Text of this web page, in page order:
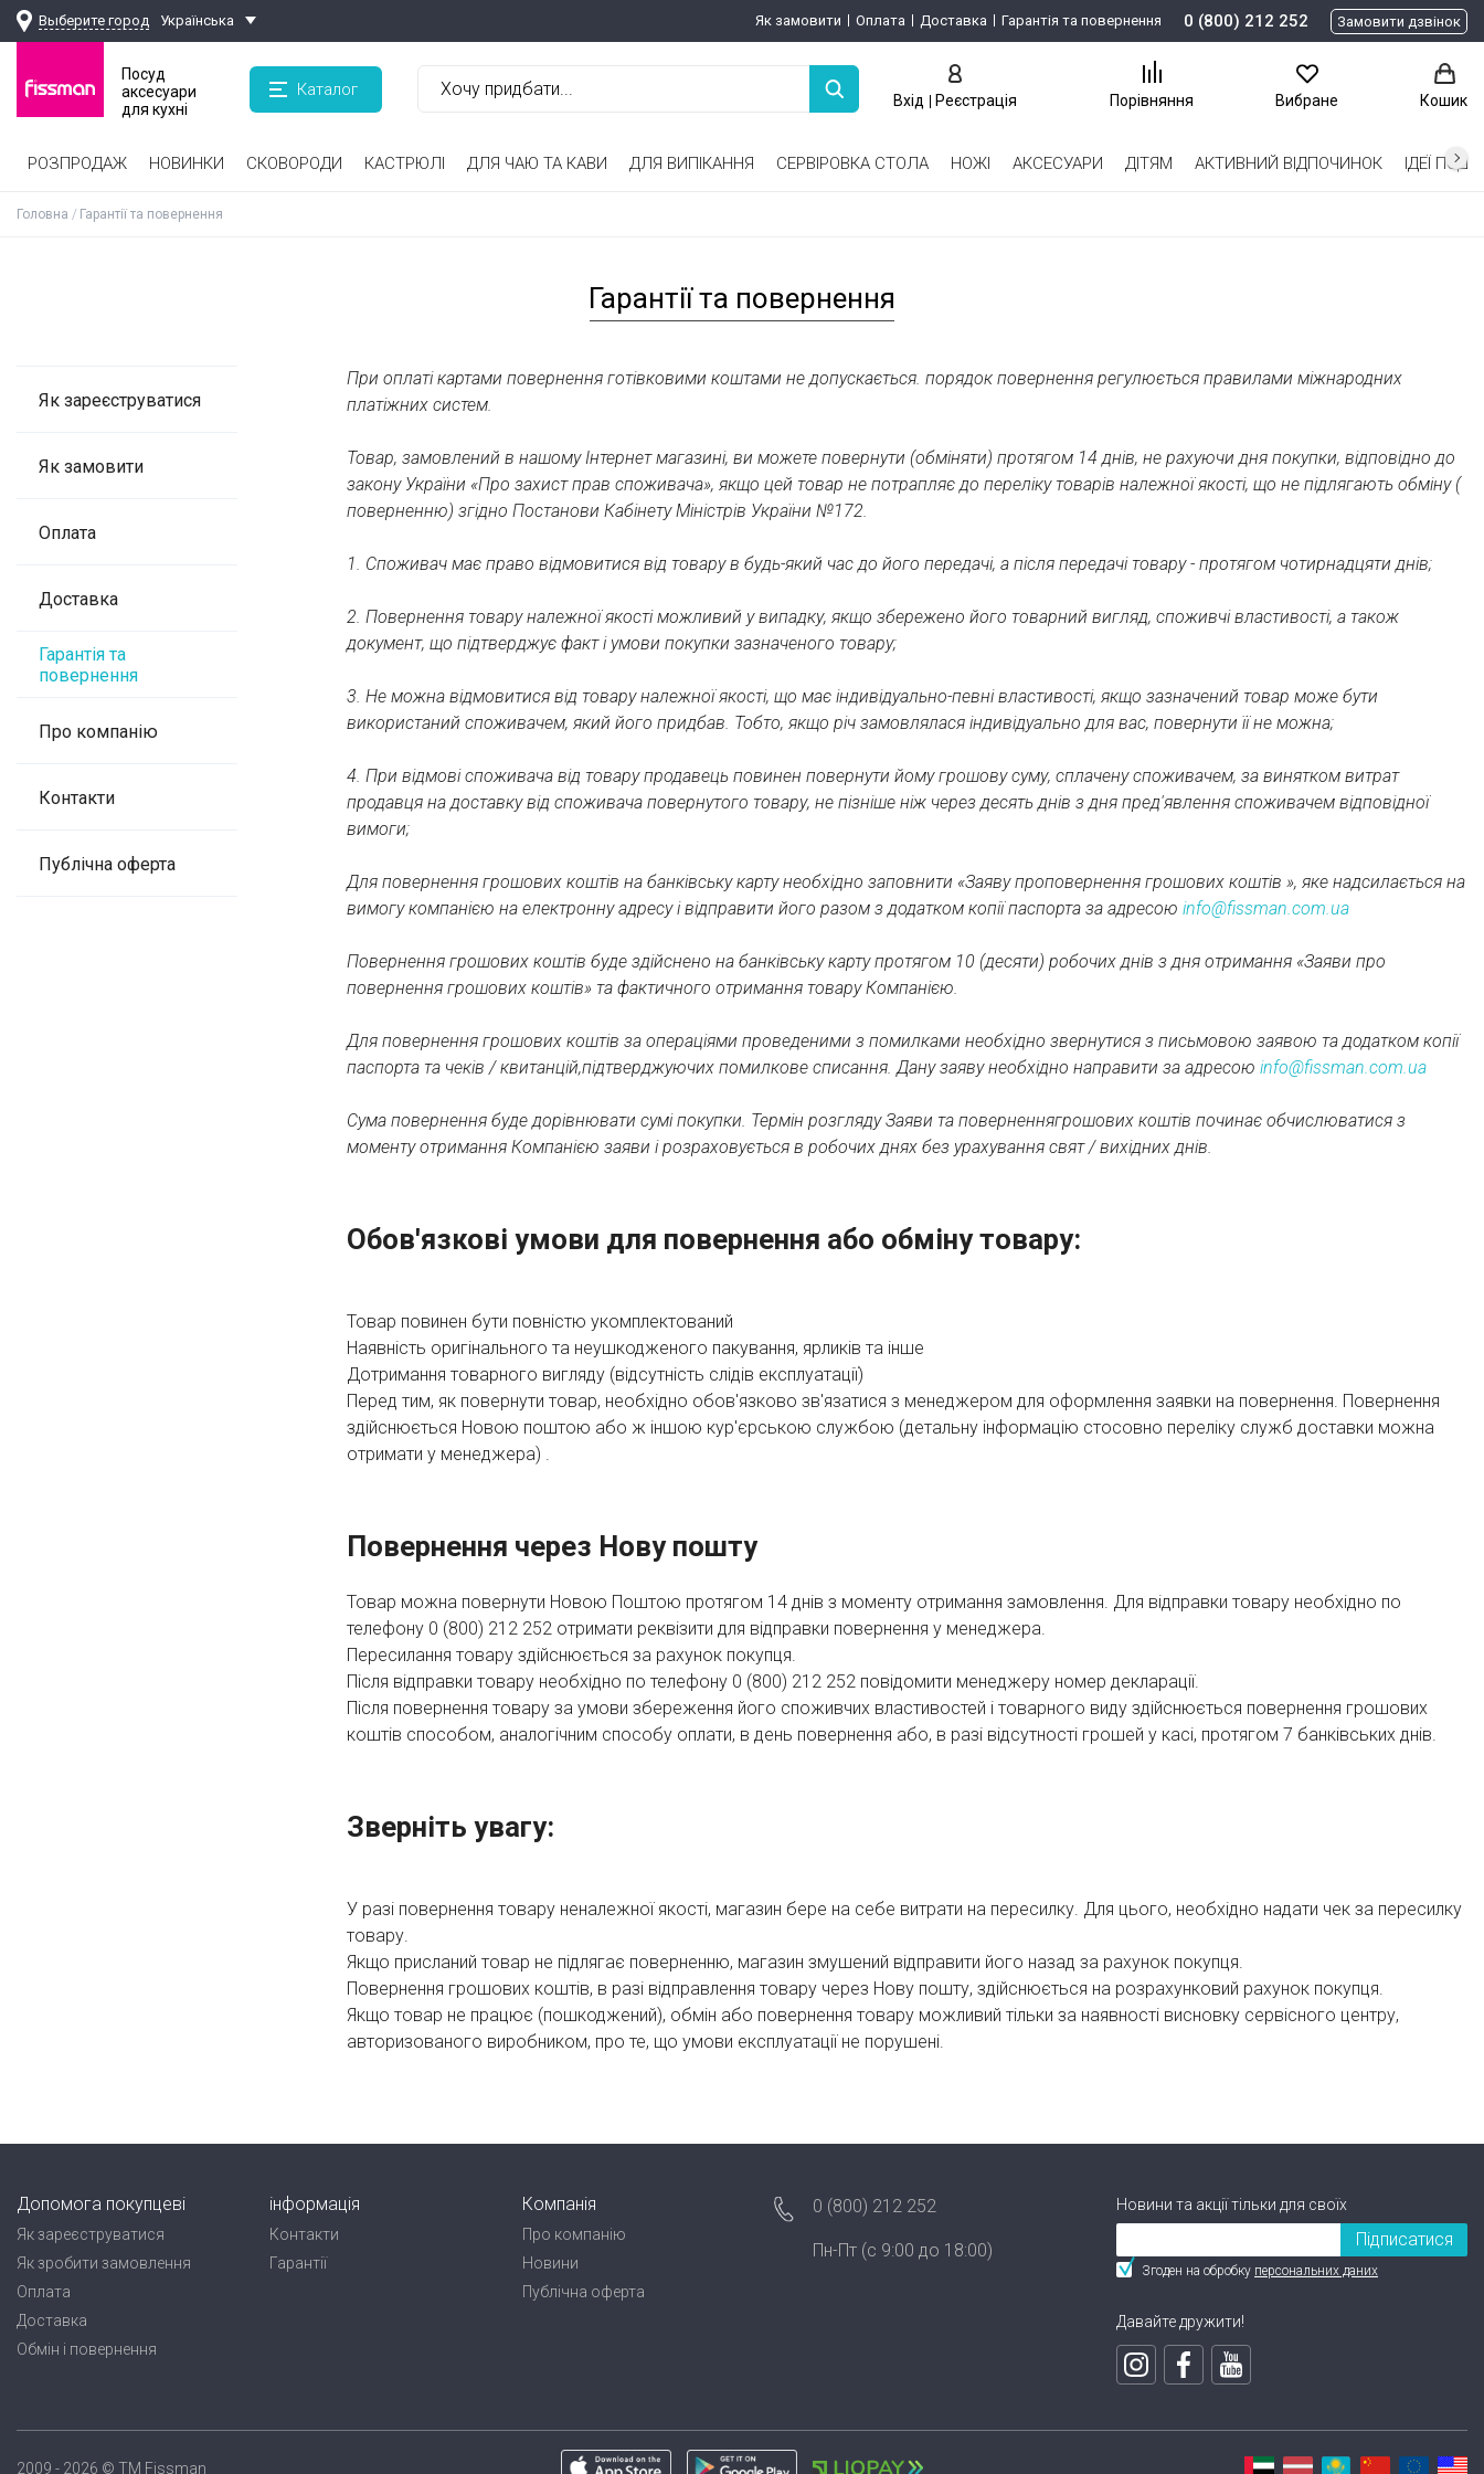
Выберите город Українська Як замовити Оплата Доставка Гарантія та повернення 0 (800) 212 252 Замовити дзвінок
Посуд
аксесуари
для кухні
Каталог
Вхід Реєстрація Порівняння Вибране Кошик
РОЗПРОДАЖ НОВИНКИ СКОВОРОДИ КАСТРЮЛІ ДЛЯ ЧАЮ ТА КАВИ ДЛЯ ВИПІКАННЯ СЕРВІРОВКА СТОЛА НОЖІ АКСЕСУАРИ ДІТЯМ АКТИВНИЙ ВІДПОЧИНОК ІДЕЇ
Головна Гарантії та повернення
Гарантії та повернення
Як зареєструватися
Як замовити
Оплата
Доставка
Гарантія та
повернення
Про компанію
Контакти
Публічна оферта
При оплаті картами повернення готівковими коштами не допускається. порядок повернення регулюється правилами міжнародних
платіжних систем.
Товар, замовлений в нашому Інтернет магазині, ви можете повернути (обміняти) протягом 14 днів, не рахуючи дня покупки, відповідно до
закону України «Про захист прав споживача», якщо цей товар не потрапляє до переліку товарів належної якості, що не підлягають обміну (
поверненню) згідно Постанови Кабінету Міністрів України №172.
1. Споживач має право відмовитися від товару в будь-який час до його передачі, а після передачі товару - протягом чотирнадцяти днів;
2. Повернення товару належної якості можливий у випадку, якщо збережено його товарний вигляд, споживчі властивості, а також
документ, що підтверджує факт і умови покупки зазначеного товару;
3. Не можна відмовитися від товару належної якості, що має індивідуально-певні властивості, якщо зазначений товар може бути
використаний споживачем, який його придбав. Тобто, якщо річ замовлялася індивідуально для вас, повернути її не можна;
4. При відмові споживача від товару продавець повинен повернути йому грошову суму, сплачену споживачем, за винятком витрат
продавця на доставку від споживача повернутого товару, не пізніше ніж через десять днів з дня пред'явлення споживачем відповідної
вимоги;
Для повернення грошових коштів на банківську карту необхідно заповнити «Заяву проповернення грошових коштів », яке надсилається на
вимогу компанією на електронну адресу і відправити його разом з додатком копії паспорта за адресою info@fissman.com.ua
Повернення грошових коштів буде здійснено на банківську карту протягом 10 (десяти) робочих днів з дня отримання «Заяви про
повернення грошових коштів» та фактичного отримання товару Компанією.
Для повернення грошових коштів за операціями проведеними з помилками необхідно звернутися з письмовою заявою та додатком копії
паспорта та чеків / квитанцій,підтверджуючих помилкове списання. Дану заяву необхідно направити за адресою info@fissman.com.ua
Сума повернення буде дорівнювати сумі покупки. Термін розгляду Заяви та поверненнягрошових коштів починає обчислюватися з
моменту отримання Компанією заяви і розраховується в робочих днях без урахування свят / вихідних днів.
Обов'язкові умови для повернення або обміну товару:
Товар повинен бути повністю укомплектований
Наявність оригінального та неушкодженого пакування, ярликів та інше
Дотримання товарного вигляду (відсутність слідів експлуатації)
Перед тим, як повернути товар, необхідно обов'язково зв'язатися з менеджером для оформлення заявки на повернення. Повернення
здійснюється Новою поштою або ж іншою кур'єрською службою (детальну інформацію стосовно переліку служб доставки можна
отримати у менеджера) .
Повернення через Нову пошту
Товар можна повернути Новою Поштою протягом 14 днів з моменту отримання замовлення. Для відправки товару необхідно по
телефону 0 (800) 212 252 отримати реквізити для відправки повернення у менеджера.
Пересилання товару здійснюється за рахунок покупця.
Після відправки товару необхідно по телефону 0 (800) 212 252 повідомити менеджеру номер декларації.
Після повернення товару за умови збереження його споживчих властивостей і товарного виду здійснюється повернення грошових
коштів способом, аналогічним способу оплати, в день повернення або, в разі відсутності грошей у касі, протягом 7 банківських днів.
Зверніть увагу:
У разі повернення товару неналежної якості, магазин бере на себе витрати на пересилку. Для цього, необхідно надати чек за пересилку
товару.
Якщо присланий товар не підлягає поверненню, магазин змушений відправити його назад за рахунок покупця.
Повернення грошових коштів, в разі відправлення товару через Нову пошту, здійснюється на розрахунковий рахунок покупця.
Якщо товар не працює (пошкоджений), обмін або повернення товару можливий тільки за наявності висновку сервісного центру,
авторизованого виробником, про те, що умови експлуатації не порушені.
Допомога покупцеві
Як зареєструватися
Як зробити замовлення
Оплата
Доставка
Обмін і повернення
інформація
Контакти
Гарантії
Компанія
Про компанію
Новини
Публічна оферта
0 (800) 212 252
Пн-Пт (с 9:00 до 18:00)
Новини та акції тільки для своїх
Підписатися
Згоден на обробку персональних даних
Давайте дружити!
2009 - 2026 © TM Fissman